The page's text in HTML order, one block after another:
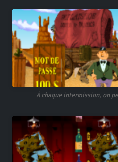
À chaque intermission, on